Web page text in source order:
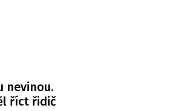
nevinou.
říct řidič